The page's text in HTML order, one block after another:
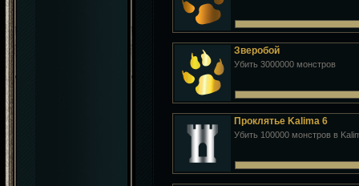
Зверобой
Убить 3000000 монстров
Проклятье Kalima 6
Убить 100000 монстров в